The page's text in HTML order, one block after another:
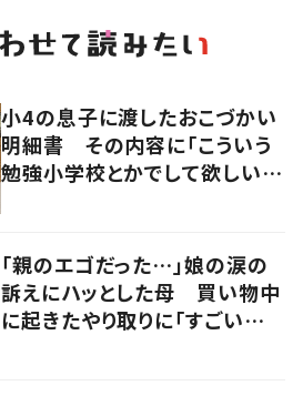
小4の息子に渡したおこづかい
明細書 その内容に「こういう
勉強小学校とかでして欲しい」
「親のエゴだった…」娘の涙の
訴えにハッとした母 買い物中
に起きたやり取りに「すごい分